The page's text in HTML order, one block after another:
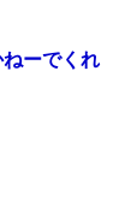
ねーでくれ